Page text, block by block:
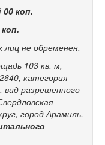
коп.
лиц не обременен.
103 кв. м,
категория
вид разрешенного
город Арамиль,